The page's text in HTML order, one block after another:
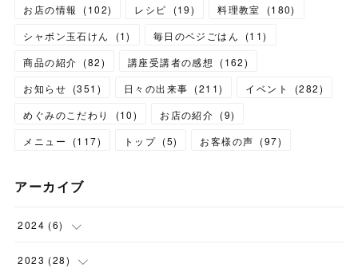
お店の情報
(102) レシピ (19) 料理教室 (180)
シャボン玉石けん
(1) 毎日のベジごはん (11)
商品の紹介 (82) 講座受講者の感想 (162)
お知らせ (351 ) 日々の出来事 (211) イベント (282)
めぐみのこだわり
(10) お店の紹介 (9)
メニュー
(117) トップ (5) お客様の声 (97)
アーカイブ
2024 (6)
(1)
2023 (28)